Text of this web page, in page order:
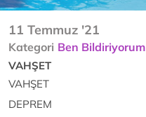
11 Temmuz '21
Kategori Ben Bildiriyorum
VAHŞET
VAHŞET
DEPREM